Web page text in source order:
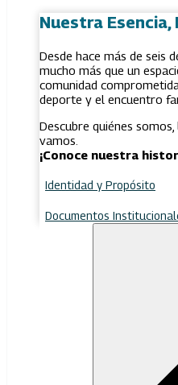
Nuestra
Desde hace más de seis
mucho más que un
comunidad
deporte y el encuentro
Descubre quiénes
vamos.
¡Conoce nuestra
Identidad y Propósito
Documentos